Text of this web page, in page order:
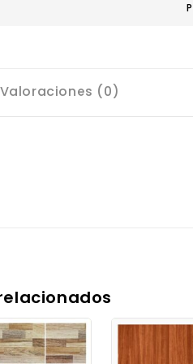
Valoraciones (0)